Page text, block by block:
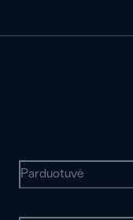
Parduotuvė